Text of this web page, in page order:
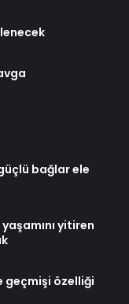
bağlar ele
yitiren
geçmişi özelliği